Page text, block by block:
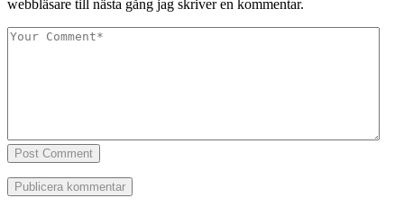
webbläsare till nästa gång jag skriver en kommentar.
Post Comment